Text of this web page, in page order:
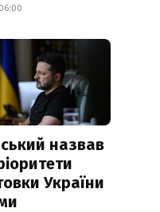
назвав
України